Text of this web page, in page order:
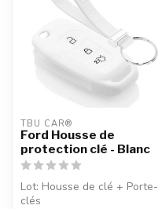
TBU CAR®
Ford Housse de
protection clé - Blanc
Lot: Housse de clé + Porte-
clés